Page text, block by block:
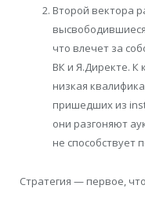
Второй вектора
что влечет за
ВК и Я.Директе. К
низкая
пришедших из
они разгоняют
не способствует
Стратегия — первое,